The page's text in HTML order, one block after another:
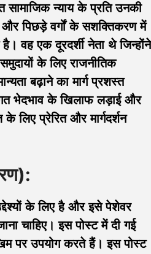
सामाजिक न्याय के प्रति उनकी
और पिछड़े वर्गों के सशक्तिकरण में
वह एक दूरदर्शी नेता थे जिन्होंने
के लिए राजनीतिक
बढ़ाने का मार्ग प्रशस्त
भेदभाव के खिलाफ लड़ाई और
लिए प्रेरित और मार्गदर्शन
के लिए है और इसे पेशेवर
चाहिए। इस पोस्ट में दी गई
पर उपयोग करते हैं। इस पोस्ट